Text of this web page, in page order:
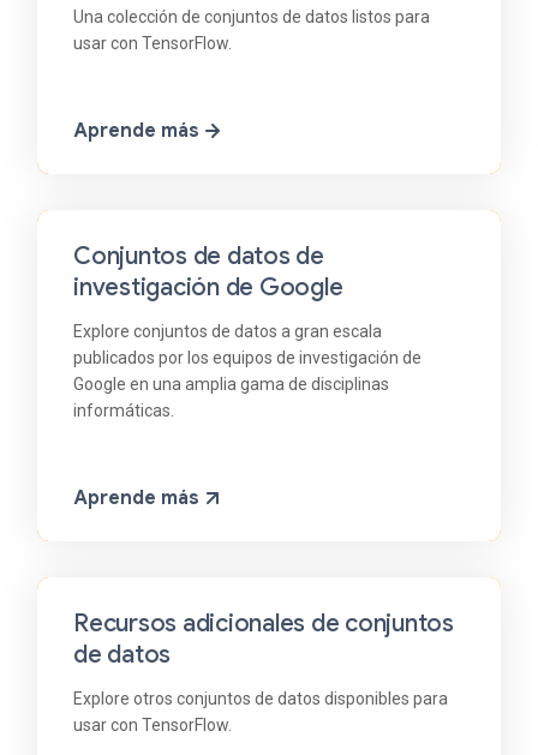
Una colección de conjuntos de datos listos para
usar con TensorFlow.
Aprende más
Conjuntos de datos de
investigación de Google
Explore conjuntos de datos a gran escala
publicados por los equipos de investigación de
Google en una amplia gama de disciplinas
informáticas.
Aprende más
Recursos adicionales de conjuntos
de datos
Explore otros conjuntos de datos disponibles para
usar con TensorFlow.